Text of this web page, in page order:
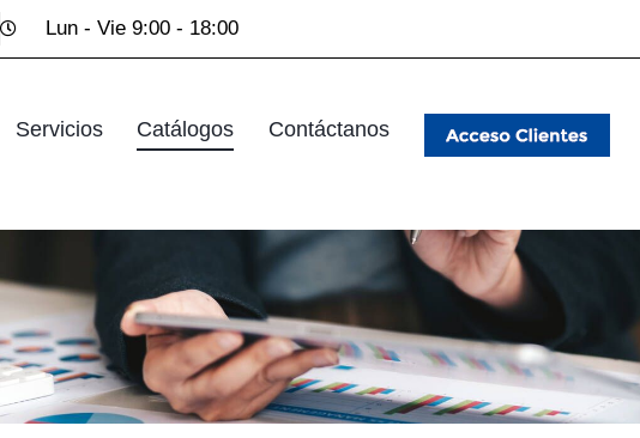
Lun - Vie 9:00 - 18:00
Servicios Catálogos Contáctanos